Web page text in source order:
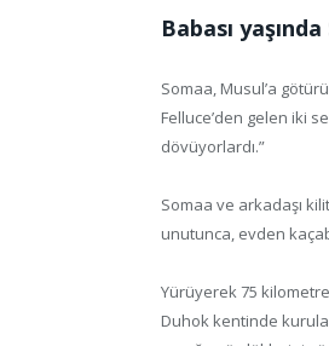
Babası
Somaa, Musul’a
Felluce’den gelen iki
dövüyorlardı.”
Somaa ve arkadaşı
unutunca, evden
Yürüyerek 75
Duhok kentinde